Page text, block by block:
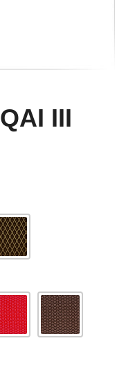
III